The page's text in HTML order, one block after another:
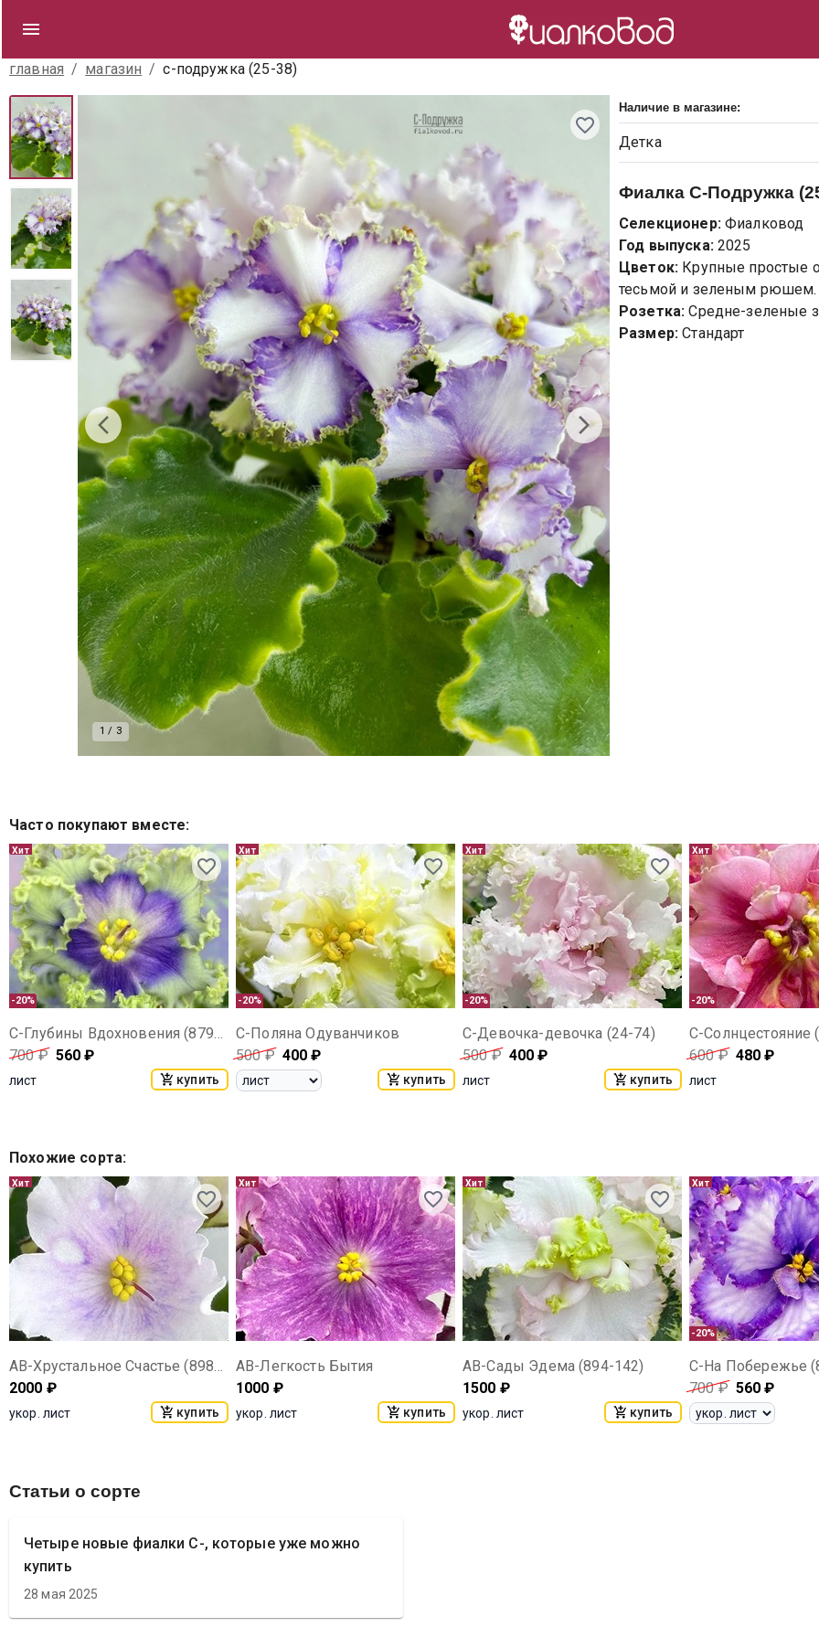
главная / магазин / с-подружка (25-38)
1 / 3
Наличие в магазине:
Детка
Фиалка С-Подружка
Селекционер: Фиалковод
Год выпуска: 2025
Цветок: Крупные простые
тесьмой и зеленым рюшем.
Розетка: Средне-зеленые
Размер: Стандарт
Часто покупают вместе:
-20%
Хит
С-Глубины Вдохновения (879-16)
700₽ 560 ₽
лист купить
-20%
Хит
С-Поляна Одуванчиков
500₽ 400 ₽
купить
-20%
Хит
С-Девочка-девочка (24-74)
500₽ 400 ₽
лист купить
-20%
Хит
С-Солнцестояние
600₽ 480 ₽
лист
Похожие сорта:
Хит
АВ-Хрустальное Счастье (898-39)
2000 ₽
укор. лист купить
Хит
АВ-Легкость Бытия
1000 ₽
укор. лист купить
Хит
АВ-Сады Эдема (894-142)
1500 ₽
укор. лист купить
-20%
Хит
С-На Побережье
700₽ 560 ₽
Статьи о сорте
Четыре новые фиалки С-, которые уже можно
купить
28 мая 2025